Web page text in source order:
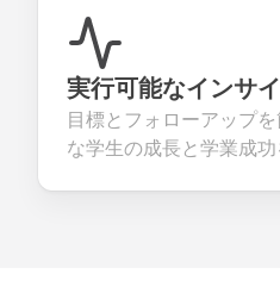
実行可能なインサ
目標とフォローアップ
な学生の成長と学業成功